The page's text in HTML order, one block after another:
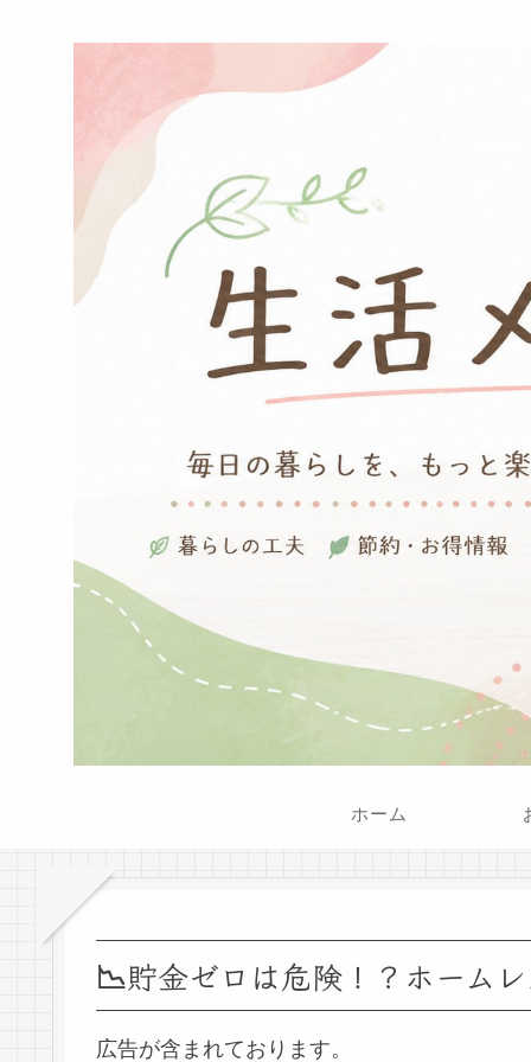
ホーム
📉貯金ゼロは危険！？ホーム
広告が含まれております。